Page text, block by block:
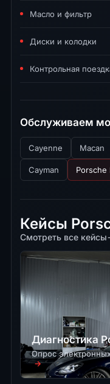
Масло и фильтр
Диски и колодки
Контрольная
Обслуживаем
Cayenne Macan
Cayman Porsche
Кейсы
Смотреть все кейсы
Диагностика
Опрос
→